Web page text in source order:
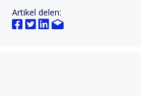
Artikel delen: